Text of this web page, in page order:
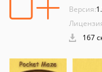
Версия:
167